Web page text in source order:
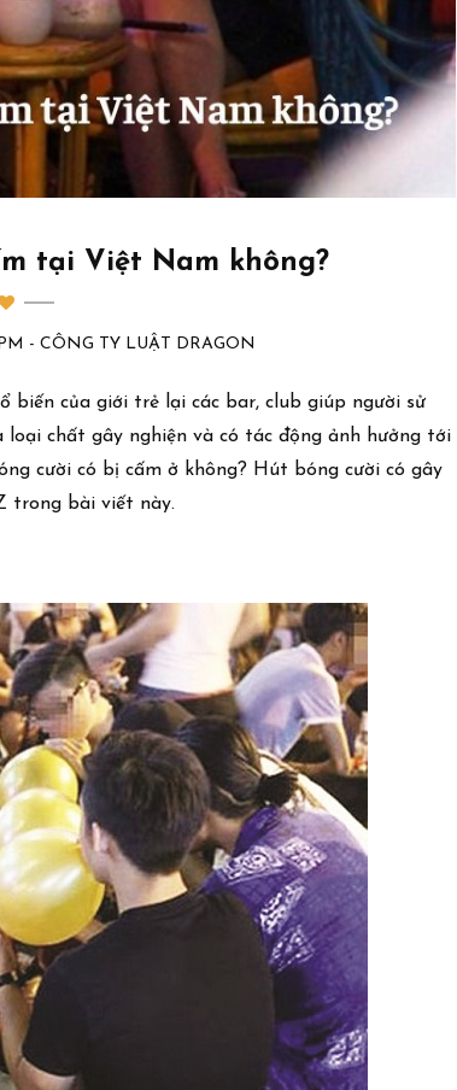
tại Việt Nam không?
- CÔNG TY LUẬT DRAGON
của giới trẻ lại các bar, club giúp người sử
loại chất gây nghiện và có tác động ảnh hưởng tới
cười có bị cấm ở không? Hút bóng cười có gây
trong bài viết này.